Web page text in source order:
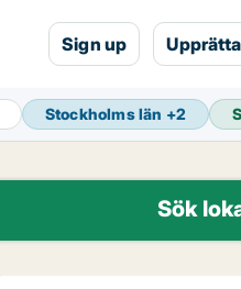
Sign up
Stockholms län +2
Sök